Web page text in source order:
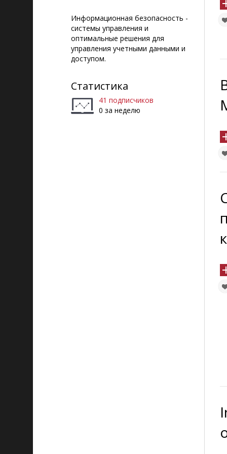
Информационная безопасность -
системы управления и
оптимальные решения для
управления учетными данными и
доступом.
Статистика
41 подписчиков
0 за неделю